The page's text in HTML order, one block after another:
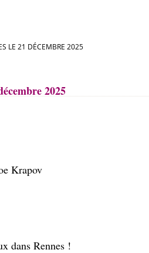
LE 21 DÉCEMBRE 2025
2025
Krapov
dans Rennes !